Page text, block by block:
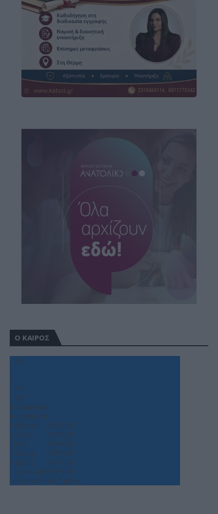
Ο ΚΑΙΡΟΣ
+36
°
C
+37°
+25°
Θεσσαλονίκη
Κυριακή, 09
Σάββατο
+37°+25°
Δευτέρα
+34°+25°
Τρίτη
+36°+26°
Τετάρτη
+38°+26°
Πέμπτη
+34°+26°
Παρασκευή+31°+24°
Πρόγνωση για 7 μέρες